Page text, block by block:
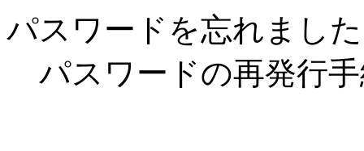
パスワードを忘れまし
パスワードの再発行